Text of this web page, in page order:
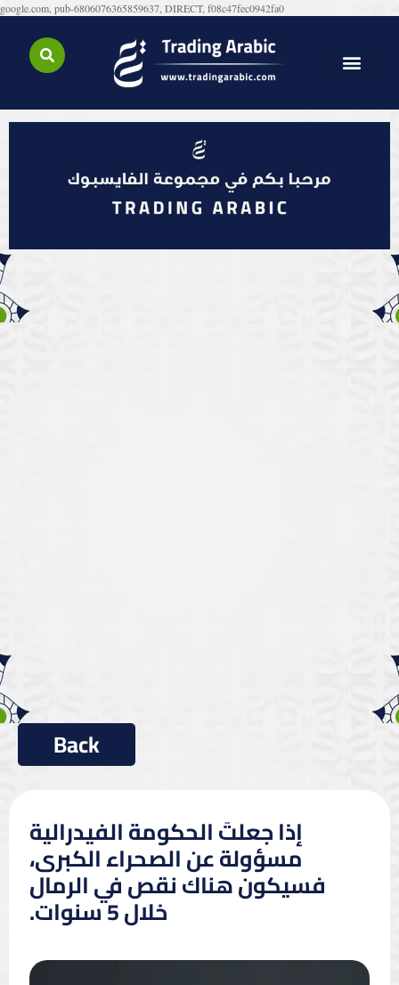
google.com, pub-6806076365859637, DIRECT, f08c47fec0942fa0
إذا جعلتَ الحكومة الفيدرالية
مسؤولة عن الصحراء الكبرى،
فسيكون هناك نقص في الرمال
خلال 5 سنوات.